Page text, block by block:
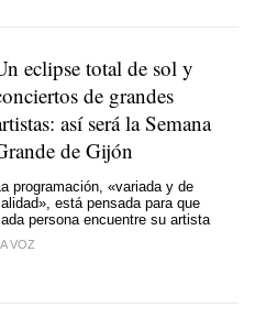
eclipse total de sol y
de grandes
así será la Semana
de Gijón
programación, «variada y de
está pensada para que
persona encuentre su artista
VOZ